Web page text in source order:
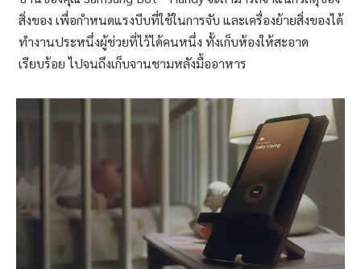
สิ่งของ เพื่อกำหนดแรงบีบที่ใช้ในการจับ และเครื่องย้ายสิ่งของได้
ทำงานประหนึ่งผู้ช่วยที่ไว้ได้คนหนึ่ง ทั้งเก็บห้องให้สะอาด
เรียบร้อย ไปจนถึงเก็บจานชามหลังมื้ออาหาร